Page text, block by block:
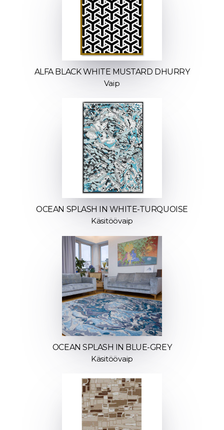
ALFA BLACK WHITE MUSTARD DHURRY
Vaip
OCEAN SPLASH IN WHITE-TURQUOISE
Käsitöövaip
OCEAN SPLASH IN BLUE-GREY
Käsitöövaip